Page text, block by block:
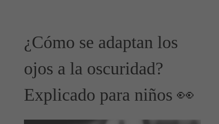
¿Cómo se adaptan los
ojos a la oscuridad?
Explicado para niños 👀